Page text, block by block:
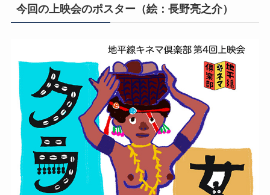
今回の上映会のポスター（絵：長野亮之介）